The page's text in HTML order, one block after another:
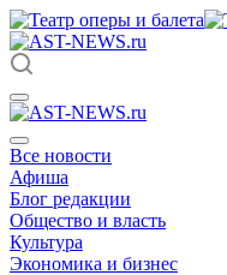
Все новости
Афиша
Блог редакции
Общество и власть
Культура
Экономика и бизнес